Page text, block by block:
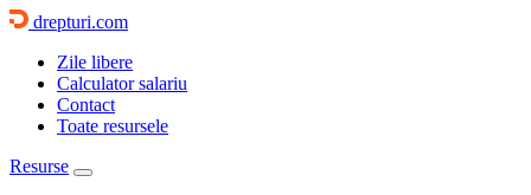
drepturi.com
Zile libere
Calculator salariu
Contact
Toate resursele
Resurse